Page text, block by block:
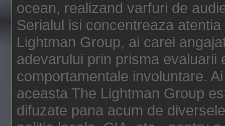
ocean, realizand varfuri de
Serialul isi concentreaza
Lightman Group, ai carei
adevarului prin prisma evaluarii
comportamentale involuntare.
aceasta The Lightman Group
difuzate pana acum de